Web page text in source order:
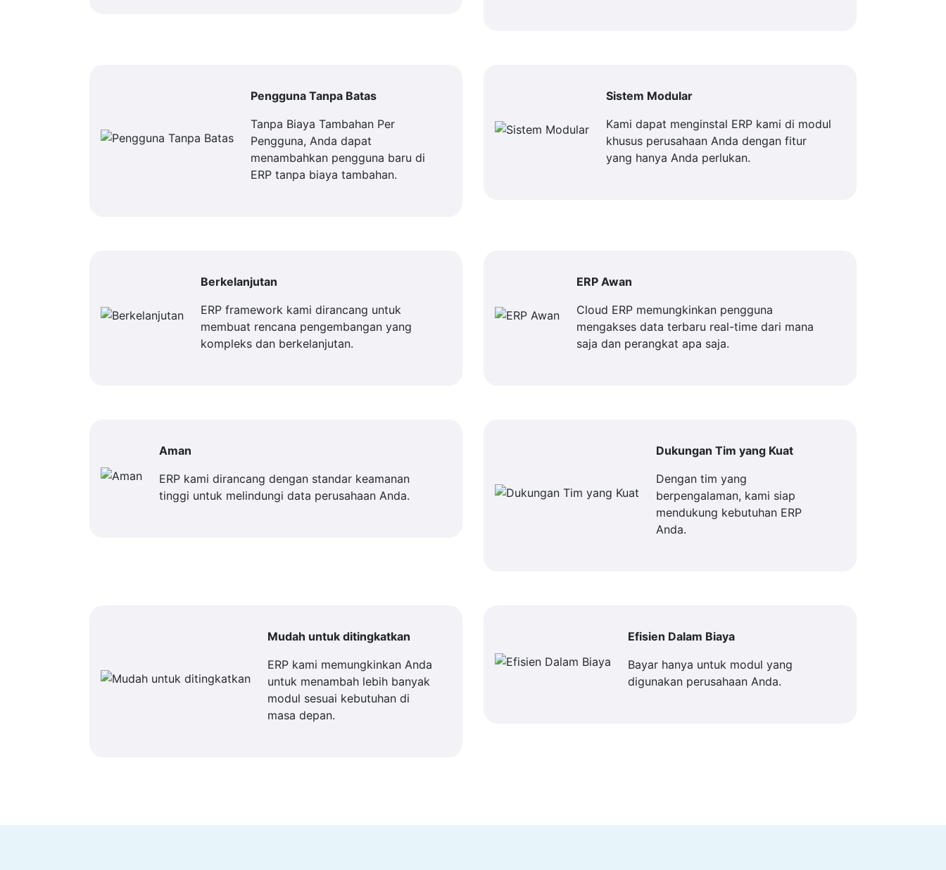
Pengguna Tanpa Batas
Tanpa Biaya Tambahan Per
Pengguna, Anda dapat
menambahkan pengguna baru di
ERP tanpa biaya tambahan.
Sistem Modular
Kami dapat menginstal ERP kami di modul
khusus perusahaan Anda dengan fitur
yang hanya Anda perlukan.
Berkelanjutan
ERP framework kami dirancang untuk
membuat rencana pengembangan yang
kompleks dan berkelanjutan.
ERP Awan
Cloud ERP memungkinkan pengguna
mengakses data terbaru real-time dari mana
saja dan perangkat apa saja.
Aman
ERP kami dirancang dengan standar keamanan
tinggi untuk melindungi data perusahaan Anda.
Dukungan Tim yang Kuat
Dengan tim yang
berpengalaman, kami siap
mendukung kebutuhan ERP
Anda.
Mudah untuk ditingkatkan
ERP kami memungkinkan Anda
untuk menambah lebih banyak
modul sesuai kebutuhan di
masa depan.
Efisien Dalam Biaya
Bayar hanya untuk modul yang
digunakan perusahaan Anda.